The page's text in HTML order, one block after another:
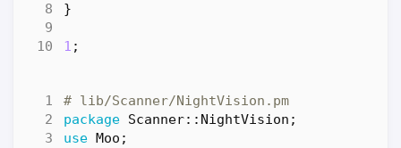
}
1 ;
# lib/Scanner/NightVision.pm
package Scanner::NightVision ;
use Moo ;